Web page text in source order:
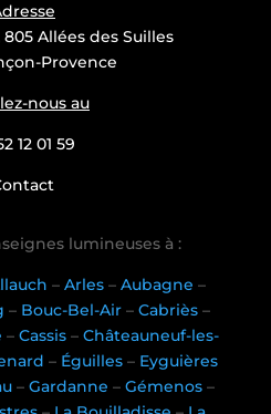
Allées des Suilles
Provence
nous au
12 01 59
lumineuses à :
–Arles –Aubagne –
– Bouc-Bel-Air –Cabriès –
– Cassis– Châteauneuf-les-
– Éguilles – Eyguières
– Gardanne – Gémenos–